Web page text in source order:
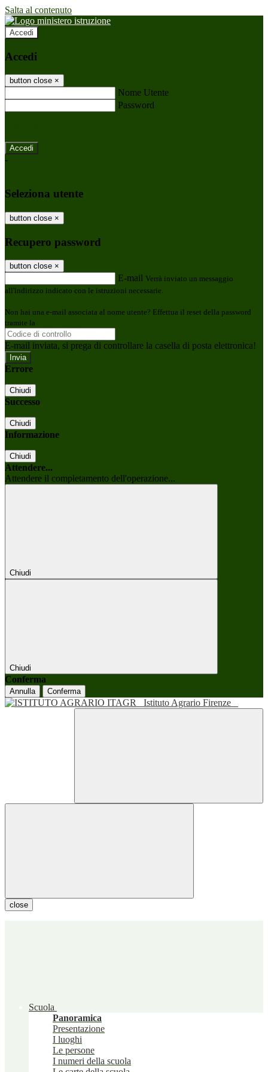
Salta al contenuto
Accedi
Accedi
button close ×
Nome Utente
Password
-
Seleziona utente
button close ×
Recupero password
button close ×
E-mail Verrà inviato un messaggio
all'indirizzo indicato con le istruzioni necessarie.
Non hai una e-mail associata al nome utente? Effettua il reset della password
tramite la
E-mail inviata, si prega di controllare la casella di posta elettronica!
Errore
Chiudi
Successo
Chiudi
Informazione
Chiudi
Attendere...
Attendere il completamento dell'operazione...
Chiudi
Chiudi
Conferma
Annulla Conferma
Istituto Agrario Firenze
close
Scuola
Panoramica
Presentazione
I luoghi
Le persone
I numeri della scuola